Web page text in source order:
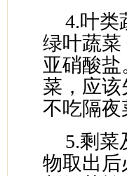
4.叶类
绿叶蔬菜
亚硝酸
菜，应
不吃隔夜
5.剩菜
物取出后